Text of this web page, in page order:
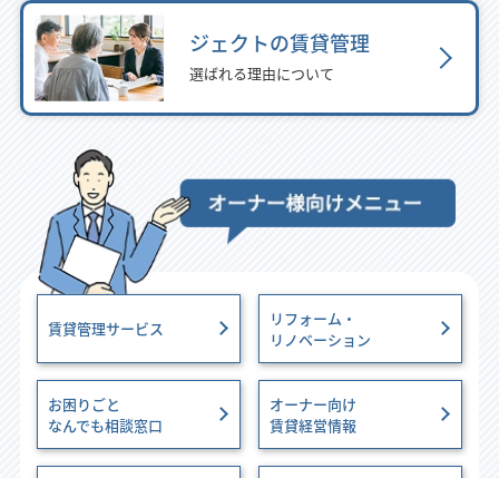
ジェクトの賃貸管理
選ばれる理由について
賃貸管理サービス
リフォーム・
リノベーション
お困りごと
なんでも相談窓口
オーナー向け
賃貸経営情報